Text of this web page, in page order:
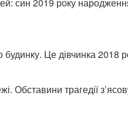
Це дівчинка 2018
Обставини трагедії